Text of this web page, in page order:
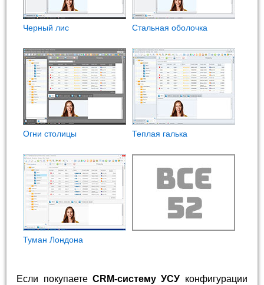
Черный лис Стальная оболочка
Огни столицы Теплая галька
Туман Лондона
Если покупаете CRM-систему УСУ конфигурации